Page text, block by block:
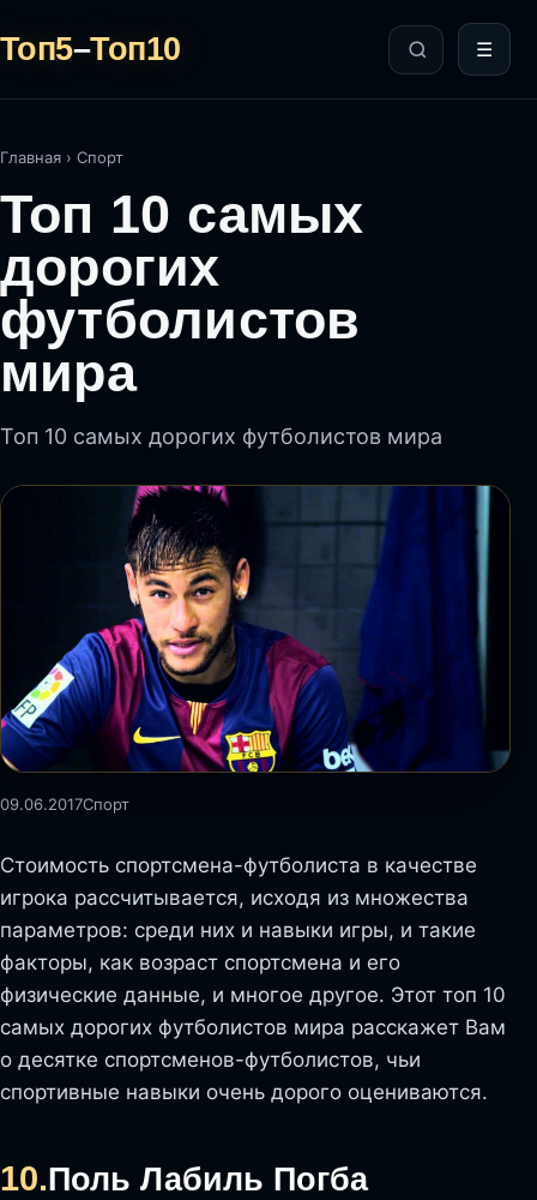
Топ5–Топ10 ☰
Главная › Спорт
Топ 10 самых
дорогих
футболистов
мира
Топ 10 самых дорогих футболистов мира
09.06.2017Спорт
Стоимость спортсмена-футболиста в качестве
игрока рассчитывается, исходя из множества
параметров: среди них и навыки игры, и такие
факторы, как возраст спортсмена и его
физические данные, и многое другое. Этот топ 10
самых дорогих футболистов мира расскажет Вам
о десятке спортсменов-футболистов, чьи
спортивные навыки очень дорого оцениваются.
10.Поль Лабиль Погба